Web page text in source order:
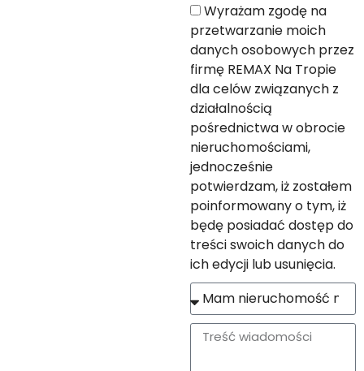
Wyrażam zgodę na
przetwarzanie moich
danych osobowych przez
firmę REMAX Na Tropie
dla celów związanych z
działalnością
pośrednictwa w obrocie
nieruchomościami,
jednocześnie
potwierdzam, iż zostałem
poinformowany o tym, iż
będę posiadać dostęp do
treści swoich danych do
ich edycji lub usunięcia.